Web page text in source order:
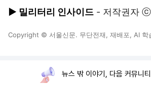
▶ 밀리터리 인사이드 - 저작권자
Copyright © 서울신문. 무단전재, 재배포, AI 학
뉴스 밖 이야기, 다음 커뮤니